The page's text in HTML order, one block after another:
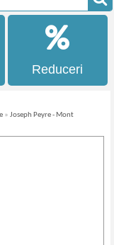
Reduceri
»Joseph Peyre - Mont